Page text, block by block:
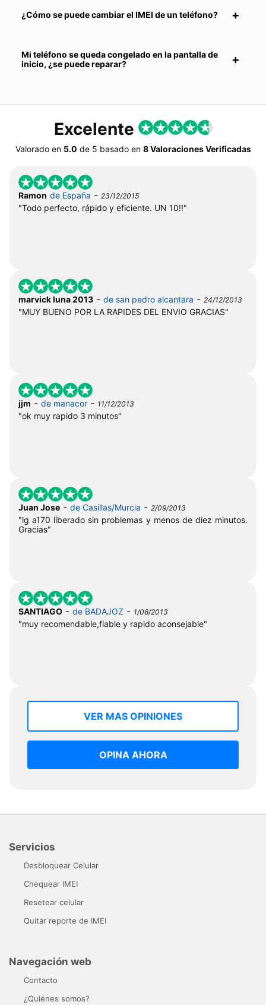
¿Cómo se puede cambiar el IMEI de un teléfono?
Mi teléfono se queda congelado en la pantalla de
inicio, ¿se puede reparar?
Excelente
Valorado en 5.0 de 5 basado en 8 Valoraciones Verificadas
Ramon de España - 23/12/2015
"Todo perfecto, rápido y eficiente. UN 10!!"
marvick luna 2013 - de san pedro alcantara - 24/12/2013
"MUY BUENO POR LA RAPIDES DEL ENVIO GRACIAS"
jjm - de manacor - 11/12/2013
"ok muy rapido 3 minutos"
Juan Jose - de Casillas/Murcia - 2/09/2013
"lg a170 liberado sin problemas y menos de diez minutos.
Gracias"
SANTIAGO - de BADAJOZ - 1/08/2013
"muy recomendable,fiable y rapido aconsejable"
VER MAS OPINIONES
OPINA AHORA
Servicios
Desbloquear Celular
Chequear IMEI
Resetear celular
Quitar reporte de IMEI
Navegación web
Contacto
¿Quiénes somos?